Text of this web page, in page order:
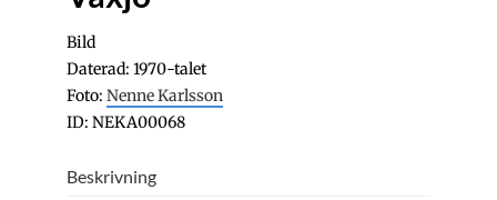
Bild
Daterad: 1970-talet
Foto: Nenne Karlsson
ID: NEKA00068
Beskrivning